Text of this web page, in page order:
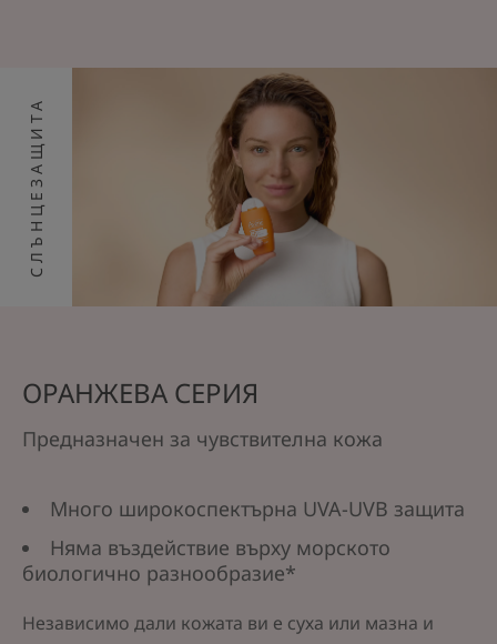
СЛЪНЦЕЗАЩИТА
ОРАНЖЕВА СЕРИЯ
Предназначен за чувствителна кожа
Много широкоспектърна UVA-UVB защита
Няма въздействие върху морското
биологично разнообразие*
Независимо дали кожата ви е суха или мазна и